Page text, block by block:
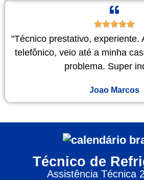
"Técnico prestativo, experiente.
telefônico, veio até a minha
problema. Super
Joao Marcos
Técnico de
Assistência Técnica